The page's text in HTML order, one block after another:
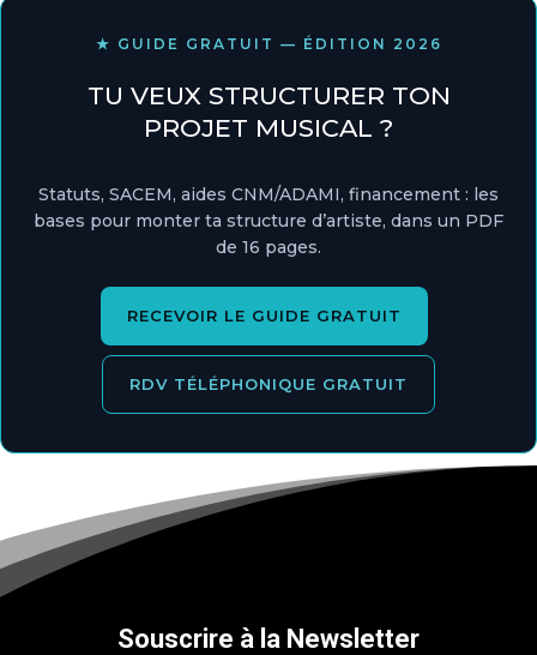
★ GUIDE GRATUIT — ÉDITION 2026
TU VEUX STRUCTURER TON
PROJET MUSICAL ?
Statuts, SACEM, aides CNM/ADAMI, financement : les
bases pour monter ta structure d’artiste, dans un PDF
de 16 pages.
RECEVOIR LE GUIDE GRATUIT
RDV TÉLÉPHONIQUE GRATUIT
Souscrire à la Newsletter